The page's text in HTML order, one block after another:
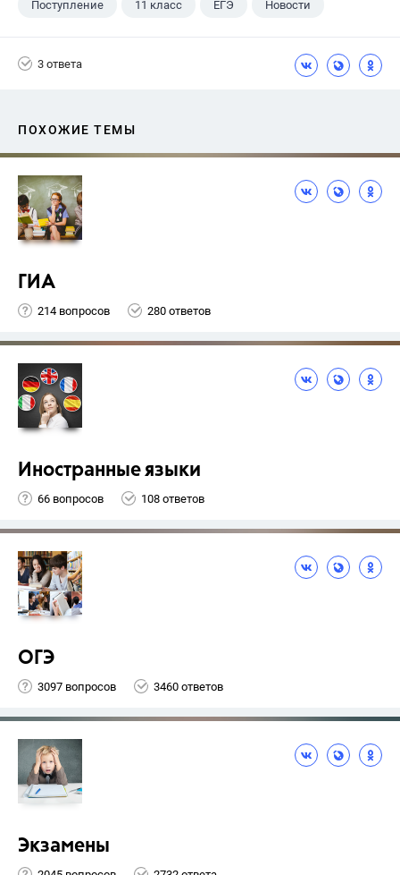
Поступление 11 класс ЕГЭ Новости
3 ответа
ПОХОЖИЕ ТЕМЫ
ГИА
214 вопросов 280 ответов
Иностранные языки
66 вопросов 108 ответов
ОГЭ
3097 вопросов 3460 ответов
Экзамены